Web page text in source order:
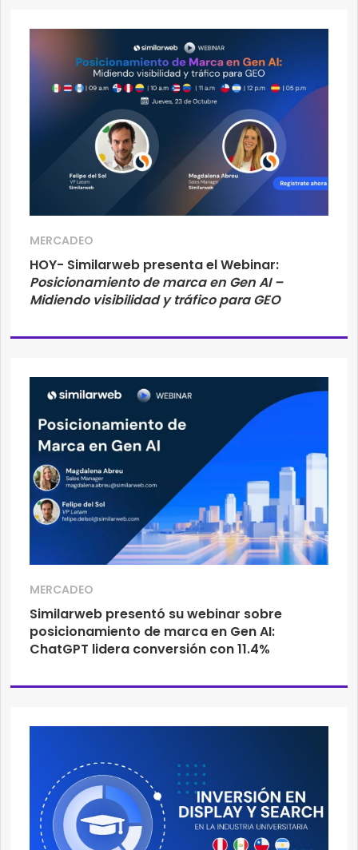
MERCADEO
HOY- Similarweb presenta el Webinar:
Posicionamiento de marca en Gen AI –
Midiendo visibilidad y tráfico para GEO
MERCADEO
Similarweb presentó su webinar sobre
posicionamiento de marca en Gen AI:
ChatGPT lidera conversión con 11.4%